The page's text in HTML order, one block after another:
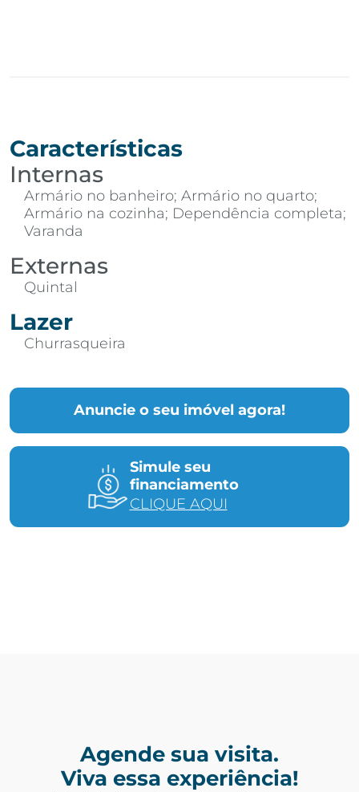
Anuncie o seu imóvel agora!
Simule seu
financiamento
CLIQUE AQUI
Características
Internas
Armário no banheiro; Armário no quarto;
Armário na cozinha; Dependência completa;
Varanda
Externas
Quintal
Lazer
Churrasqueira
Agende sua visita.
Viva essa experiência!